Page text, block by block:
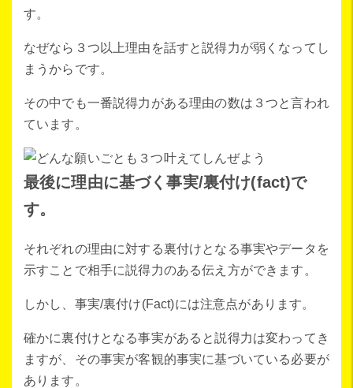
す。
なぜなら３つ以上理由を話すと説得力が弱くなってし
まうからです。
その中でも一番説得力がある理由の数は３つと言われ
ています。
最後に理由に基づく事実/裏付け(fact)で
す。
それぞれの理由に対する裏付けとなる事実やデータを
示すことで相手に説得力のある伝え方ができます。
しかし、事実/裏付け(Fact)には注意点があります。
確かに裏付けとなる事実があると説得力は変わってき
ますが、その事実が客観的事実に基づいている必要が
あります。